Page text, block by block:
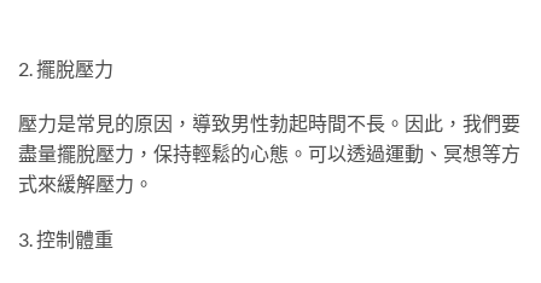
2. 擺脫壓力
壓力是常見的原因，導致男性勃起時間不長。因此，我們要
盡量擺脫壓力，保持輕鬆的心態。可以透過運動、冥想等方
式來緩解壓力。
3. 控制體重